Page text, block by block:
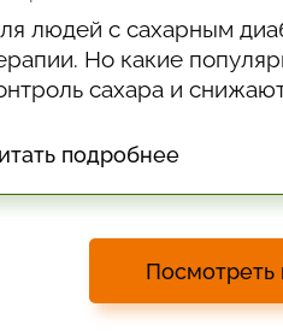
людей с сахарным
Но какие
сахара и
подробнее
Посмотреть